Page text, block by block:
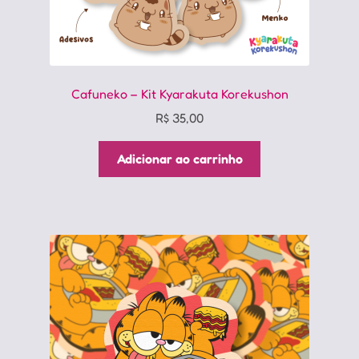
Cafuneko – Kit Kyarakuta Korekushon
R$ 35,00
Adicionar ao carrinho